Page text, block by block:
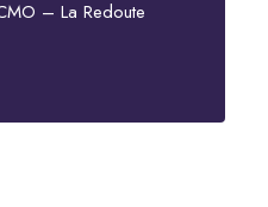
– La Redoute